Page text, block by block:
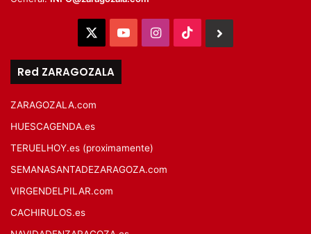
YouTubeInstagram
TikTok
Red ZARAGOZALA
ZARAGOZALA.com
HUESCAGENDA.es
TERUELHOY.es (proximamente)
SEMANASANTADEZARAGOZA.com
VIRGENDELPILAR.com
CACHIRULOS.es